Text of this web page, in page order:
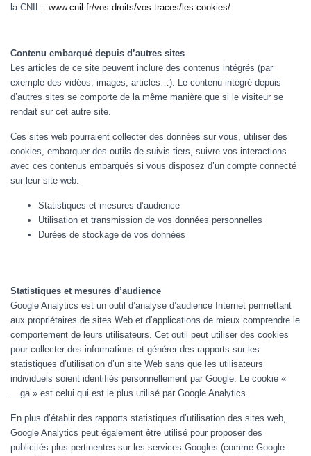
la CNIL : www.cnil.fr/vos-droits/vos-traces/les-cookies/
Contenu embarqué depuis d’autres sites
Les articles de ce site peuvent inclure des contenus intégrés (par
exemple des vidéos, images, articles…). Le contenu intégré depuis
d’autres sites se comporte de la même manière que si le visiteur se
rendait sur cet autre site.
Ces sites web pourraient collecter des données sur vous, utiliser des
cookies, embarquer des outils de suivis tiers, suivre vos interactions
avec ces contenus embarqués si vous disposez d’un compte connecté
sur leur site web.
Statistiques et mesures d’audience
Utilisation et transmission de vos données personnelles
Durées de stockage de vos données
Statistiques et mesures d’audience
Google Analytics est un outil d’analyse d’audience Internet permettant
aux propriétaires de sites Web et d’applications de mieux comprendre le
comportement de leurs utilisateurs. Cet outil peut utiliser des cookies
pour collecter des informations et générer des rapports sur les
statistiques d’utilisation d’un site Web sans que les utilisateurs
individuels soient identifiés personnellement par Google. Le cookie «
__ga » est celui qui est le plus utilisé par Google Analytics.
En plus d’établir des rapports statistiques d’utilisation des sites web,
Google Analytics peut également être utilisé pour proposer des
publicités plus pertinentes sur les services Googles (comme Google